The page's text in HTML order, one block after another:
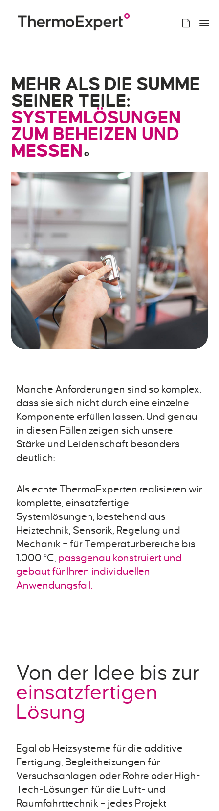
MEHR ALS DIE SUMME
SEINER TEILE:
SYSTEM­LÖSUNGEN
ZUM BEHEIZEN UND
MESSEN°
Manche Anforderungen sind so komplex,
dass sie sich nicht durch eine einzelne
Komponente erfüllen lassen. Und genau
in diesen Fällen zeigen sich unsere
Stärke und Leidenschaft besonders
deutlich:
Als echte ThermoExperten realisieren wir
komplette, einsatzfertige
Systemlösungen, bestehend aus
Heiztechnik, Sensorik, Regelung und
Mechanik – für Temperaturbereiche bis
1.000 °C, passgenau konstruiert und
gebaut für Ihren individuellen
Anwendungsfall.
Von der Idee bis zur
einsatzfertigen
Lösung
Egal ob Heizsysteme für die additive
Fertigung, Begleitheizungen für
Versuchsanlagen oder Rohre oder High-
Tech-Lösungen für die Luft- und
Raumfahrttechnik – jedes Projekt